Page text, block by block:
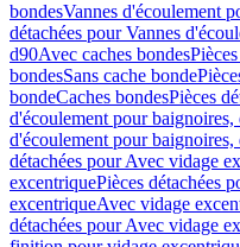
bondesVannes d'écoulement
détachées pour Vannes
d90Avec caches bondes
bondesSans cache bonde
bondeCaches bondesPièces
d'écoulement pour baignoires,
d'écoulement pour baignoires,
détachées pour Avec vidage
excentriquePièces détachées
excentriqueAvec vidage
détachées pour Avec vidage